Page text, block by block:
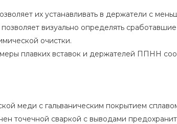
их устанавливать в держатели с
визуально определять
очистки.
плавких вставок и держателей ППНН
меди с гальваническим покрытием
точечной сваркой с выводами